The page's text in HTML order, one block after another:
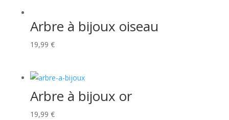
Arbre à bijoux oiseau
19,99 €
Arbre à bijoux or
19,99 €